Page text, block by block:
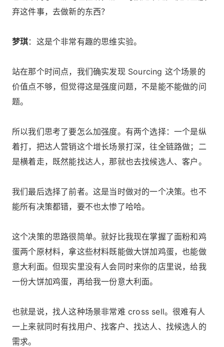
弃这件事，去做新的东西？
梦琪：这是个非常有趣的思维实验。
站在那个时间点，我们确实发现 Sourcing 这个场景的
价值点不够，但觉得这是强度问题，不是能不能做的问
题。
所以我们思考了要怎么加强度。有两个选择：一个是纵
着打，把达人营销这个增长场景打深，往全链路做；二
是横着走，既然能找达人，那就也去找候选人、客户。
我们最后选择了前者。这是当时做对的一个决策。也不
能所有决策都错，要不也太惨了哈哈。
这个决策的思路很简单。就好比我现在掌握了面粉和鸡
蛋两个原材料，拿这些材料既能做大饼加鸡蛋，也能做
意大利面。但现实里没有人会同时来你的店里说，给我
一份大饼加鸡蛋，再给我一份意大利面。
也就是说，找人这种场景非常难 cross sell。很难有人
一上来就同时有找用户、找客户、找达人、找候选人的
需求。